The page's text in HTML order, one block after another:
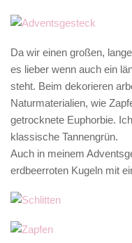
Da wir einen großen,
es lieber wenn auch ein
steht. Beim dekorieren
Naturmaterialien, wie
getrocknete Euphorbie.
klassische Tannengrün.
Auch in meinem
erdbeerroten Kugeln mit